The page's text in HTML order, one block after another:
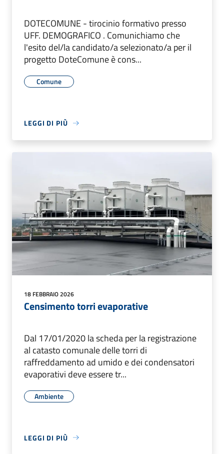
DOTECOMUNE - tirocinio formativo presso
UFF. DEMOGRAFICO . Comunichiamo che
l'esito del/la candidato/a selezionato/a per il
progetto DoteComune è cons...
Comune
LEGGI DI PIÙ
18 FEBBRAIO 2026
Censimento torri evaporative
Dal 17/01/2020 la scheda per la registrazione
al catasto comunale delle torri di
raffreddamento ad umido e dei condensatori
evaporativi deve essere tr...
Ambiente
LEGGI DI PIÙ